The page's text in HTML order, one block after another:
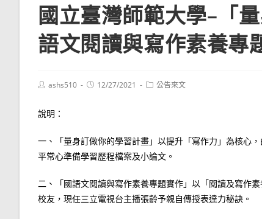
國立臺灣師範大學–「
語文閱讀與寫作素養專
Postashs510
Post12/27/2021
Post公告來文
說明：
一、「量身訂做你的學習計畫」以提升「寫作力」為核心
平常心準備學習歷程檔案及小論文。
二、「國語文閱讀與寫作素養專題實作」以「閱讀及寫作
校友，現任三立電視台主播張齡予親自傳授表達力秘訣。